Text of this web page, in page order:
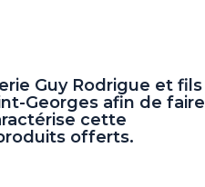
Guy Rodrigue et fils
Georges afin de faire
cette
offerts.